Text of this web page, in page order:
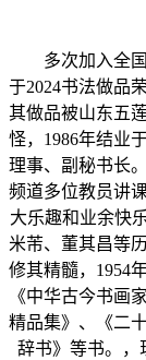
多次加入全国
于2024书法做品
其做品被山东五
怪，1986年结业
理事、副秘书长
频道多位教员讲
大乐趣和业余快
米芾、董其昌等
修其精髓，1954
《中华古今书画
精品集》、《二
辞书》等书。，